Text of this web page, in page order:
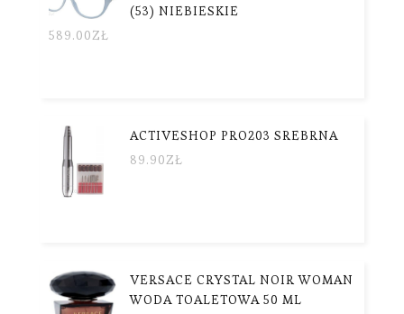
(53) NIEBIESKIE
589.00ZŁ
ACTIVESHOP PRO203 SREBRNA
89.90ZŁ
VERSACE CRYSTAL NOIR WOMAN
WODA TOALETOWA 50 ML